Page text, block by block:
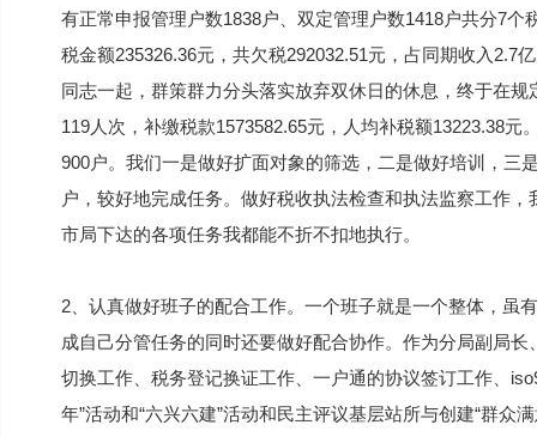
有正常申报管理户数1838户、双定管理户数1418户共分7
税金额235326.36元，共欠税292032.51元，占同期收入
同志一起，群策群力分头落实放弃双休日的休息，终于在
119人次，补缴税款1573582.65元，人均补税额13223.38
900户。我们一是做好扩面对象的筛选，二是做好培训，三
户，较好地完成任务。做好税收执法检查和执法监察工作
市局下达的各项任务我都能不折不扣地执行。
2、认真做好班子的配合工作。一个班子就是一个整体，虽
成自己分管任务的同时还要做好配合协作。作为分局副局
切换工作、税务登记换证工作、一户通的协议签订工作、
年”活动和“六兴六建”活动和民主评议基层站所与创建“群